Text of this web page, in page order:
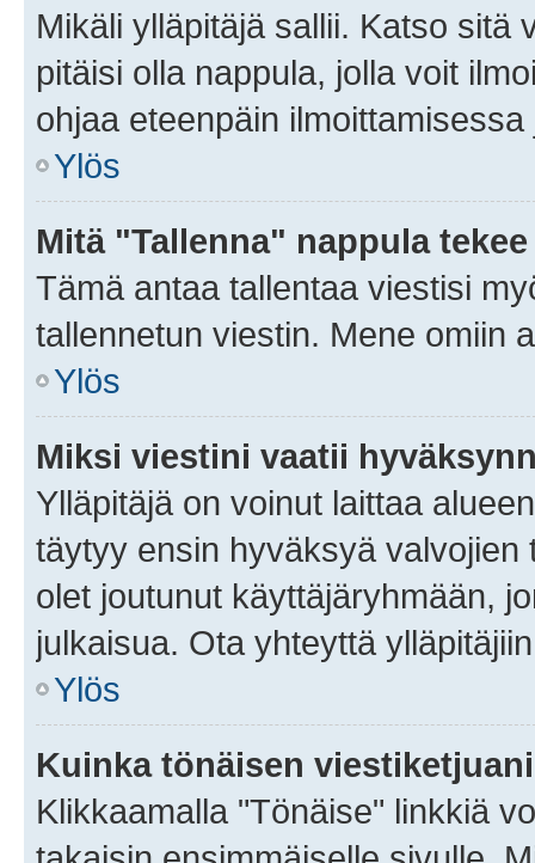
Mikäli ylläpitäjä sallii. Katso sitä
pitäisi olla nappula, jolla voit
ohjaa eteenpäin
Ylös
Mitä "Tallenna" nappula
Tämä antaa tallentaa viestisi
tallennetun viestin. Mene omiin
Ylös
Miksi viestini vaatii
Ylläpitäjä on voinut laittaa
täytyy ensin hyväksyä
olet joutunut käyttäjäryhmään,
julkaisua. Ota yhteyttä
Ylös
Kuinka tönäisen
Klikkaamalla "Tönäise" linkkiä